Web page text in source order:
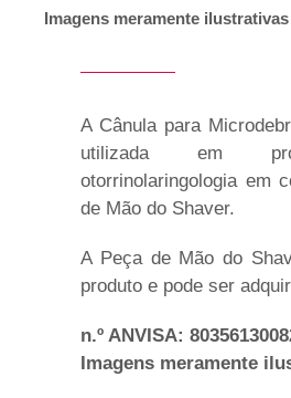
Imagens meramente ilustrativas
A Cânula para
utilizada em
otorrinolaringologia em
de Mão do Shaver.
A Peça de Mão do
produto e pode ser
n.º ANVISA:
Imagens meramente